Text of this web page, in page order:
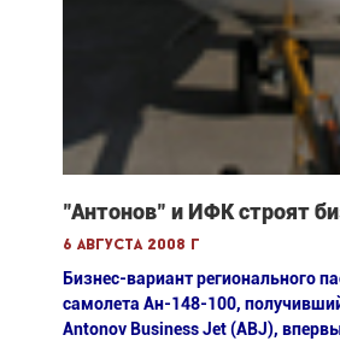
"Антонов" и ИФК строят
6 августа 2008 г
Бизнес-вариант регионального
самолета Ан-148-100,
Antonov Business Jet (ABJ),